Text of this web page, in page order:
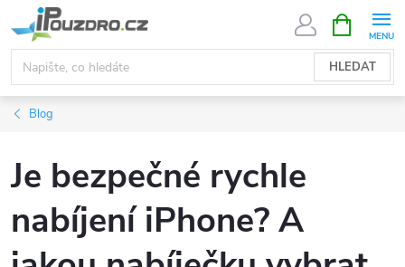
na
obsah
HLEDAT
NÁKUPNÍ
KOŠÍK
Blog
Je bezpečné rychle
nabíjení iPhone? A